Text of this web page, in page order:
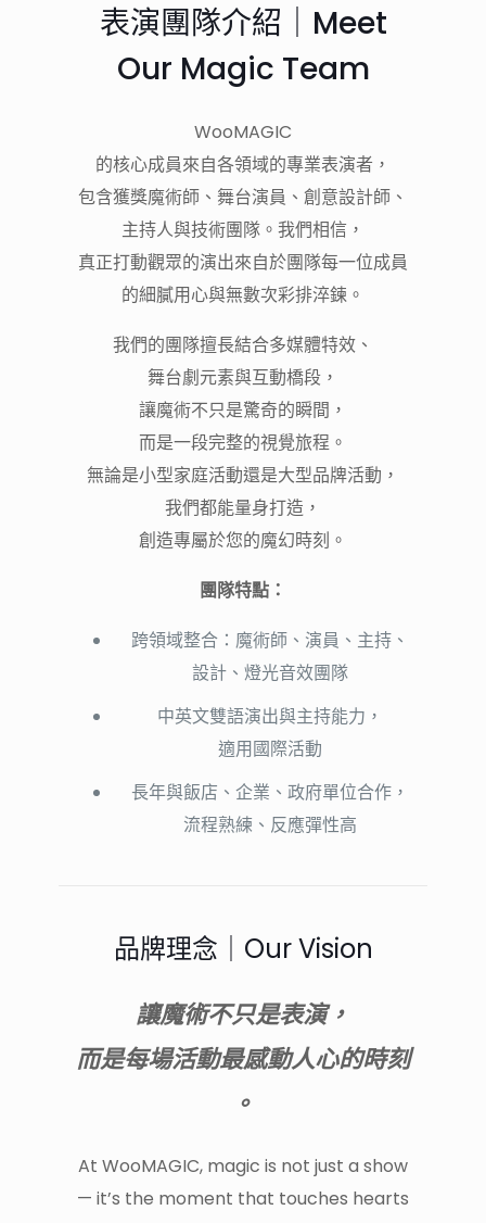
表演團隊介紹｜Meet
Our Magic Team
WooMAGIC
的核心成員來自各領域的專業表演者，
包含獲獎魔術師、舞台演員、創意設計師、
主持人與技術團隊。我們相信，
真正打動觀眾的演出來自於團隊每一位成員
的細膩用心與無數次彩排淬鍊。
我們的團隊擅長結合多媒體特效、
舞台劇元素與互動橋段，
讓魔術不只是驚奇的瞬間，
而是一段完整的視覺旅程。
無論是小型家庭活動還是大型品牌活動，
我們都能量身打造，
創造專屬於您的魔幻時刻。
團隊特點：
跨領域整合：魔術師、演員、主持、
設計、燈光音效團隊
中英文雙語演出與主持能力，
適用國際活動
長年與飯店、企業、政府單位合作，
流程熟練、反應彈性高
品牌理念｜Our Vision
讓魔術不只是表演，
而是每場活動最感動人心的時刻
。
At WooMAGIC, magic is not just a show
— it’s the moment that touches hearts